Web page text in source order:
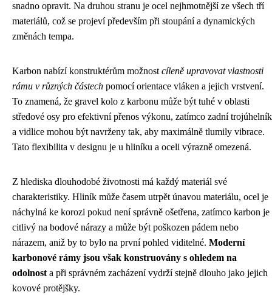
snadno opravit. Na druhou stranu je ocel nejhmotnější ze všech tří
materiálů, což se projeví především při stoupání a dynamických
změnách tempa.
Karbon nabízí konstruktérům možnost cíleně upravovat vlastnosti
rámu v různých částech pomocí orientace vláken a jejich vrstvení.
To znamená, že gravel kolo z karbonu může být tuhé v oblasti
středové osy pro efektivní přenos výkonu, zatímco zadní trojúhelník
a vidlice mohou být navrženy tak, aby maximálně tlumily vibrace.
Tato flexibilita v designu je u hliníku a oceli výrazně omezená.
Z hlediska dlouhodobé životnosti má každý materiál své
charakteristiky. Hliník může časem utrpět únavou materiálu, ocel je
náchylná ke korozi pokud není správně ošetřena, zatímco karbon je
citlivý na bodové nárazy a může být poškozen pádem nebo
nárazem, aniž by to bylo na první pohled viditelné. Moderní
karbonové rámy jsou však konstruovány s ohledem na
odolnost a při správném zacházení vydrží stejně dlouho jako jejich
kovové protějšky.